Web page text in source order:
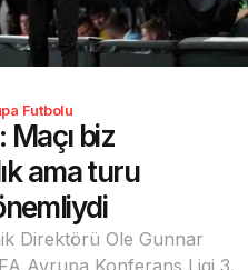
Futbolu
Maçı biz
ama turu
Direktörü Ole Gunnar
Avrupa Konferans Ligi 3.